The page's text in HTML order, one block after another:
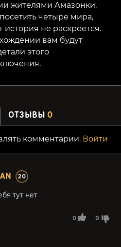
жителями Амазонки.
четыре мира,
история не раскроется.
вам будут
этого
ОТЗЫВЫ 0
комментарии. Войти
20
0 0
тут нет